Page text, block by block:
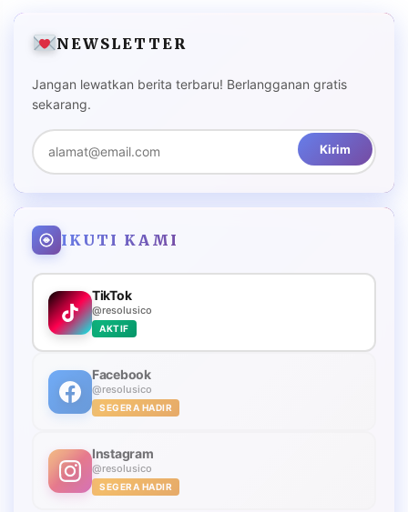
NEWSLETTER
Jangan lewatkan berita terbaru! Berlangganan gratis
sekarang.
Kirim
IKUTI KAMI
TikTok
@resolusico
AKTIF
Facebook
@resolusico
SEGERA HADIR
Instagram
@resolusico
SEGERA HADIR